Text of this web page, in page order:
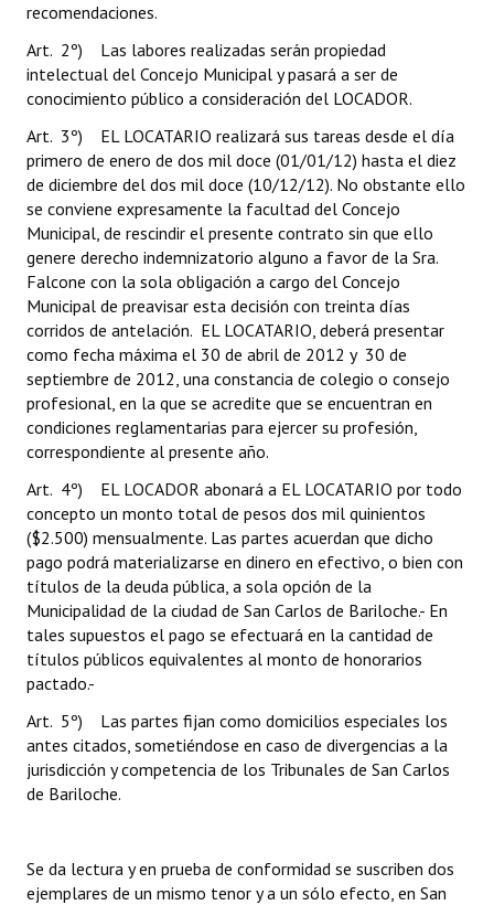
recomendaciones.
Art. 2º) Las labores realizadas serán propiedad
intelectual del Concejo Municipal y pasará a ser de
conocimiento público a consideración del LOCADOR.
Art. 3º) EL LOCATARIO realizará sus tareas desde el día
primero de enero de dos mil doce (01/01/12) hasta el diez
de diciembre del dos mil doce (10/12/12). No obstante ello
se conviene expresamente la facultad del Concejo
Municipal, de rescindir el presente contrato sin que ello
genere derecho indemnizatorio alguno a favor de la Sra.
Falcone con la sola obligación a cargo del Concejo
Municipal de preavisar esta decisión con treinta días
corridos de antelación. EL LOCATARIO, deberá presentar
como fecha máxima el 30 de abril de 2012 y 30 de
septiembre de 2012, una constancia de colegio o consejo
profesional, en la que se acredite que se encuentran en
condiciones reglamentarias para ejercer su profesión,
correspondiente al presente año.
Art. 4º) EL LOCADOR abonará a EL LOCATARIO por todo
concepto un monto total de pesos dos mil quinientos
($2.500) mensualmente. Las partes acuerdan que dicho
pago podrá materializarse en dinero en efectivo, o bien con
títulos de la deuda pública, a sola opción de la
Municipalidad de la ciudad de San Carlos de Bariloche.- En
tales supuestos el pago se efectuará en la cantidad de
títulos públicos equivalentes al monto de honorarios
pactado.-
Art. 5º) Las partes fijan como domicilios especiales los
antes citados, sometiéndose en caso de divergencias a la
jurisdicción y competencia de los Tribunales de San Carlos
de Bariloche.
Se da lectura y en prueba de conformidad se suscriben dos
ejemplares de un mismo tenor y a un sólo efecto, en San